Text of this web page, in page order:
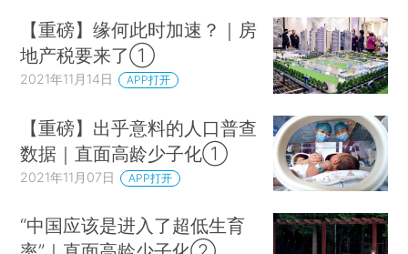
【重磅】缘何此时加速？｜房
地产税要来了①
2021年11月14日 APP打开
【重磅】出乎意料的人口普查
数据｜直面高龄少子化①
2021年11月07日 APP打开
“中国应该是进入了超低生育